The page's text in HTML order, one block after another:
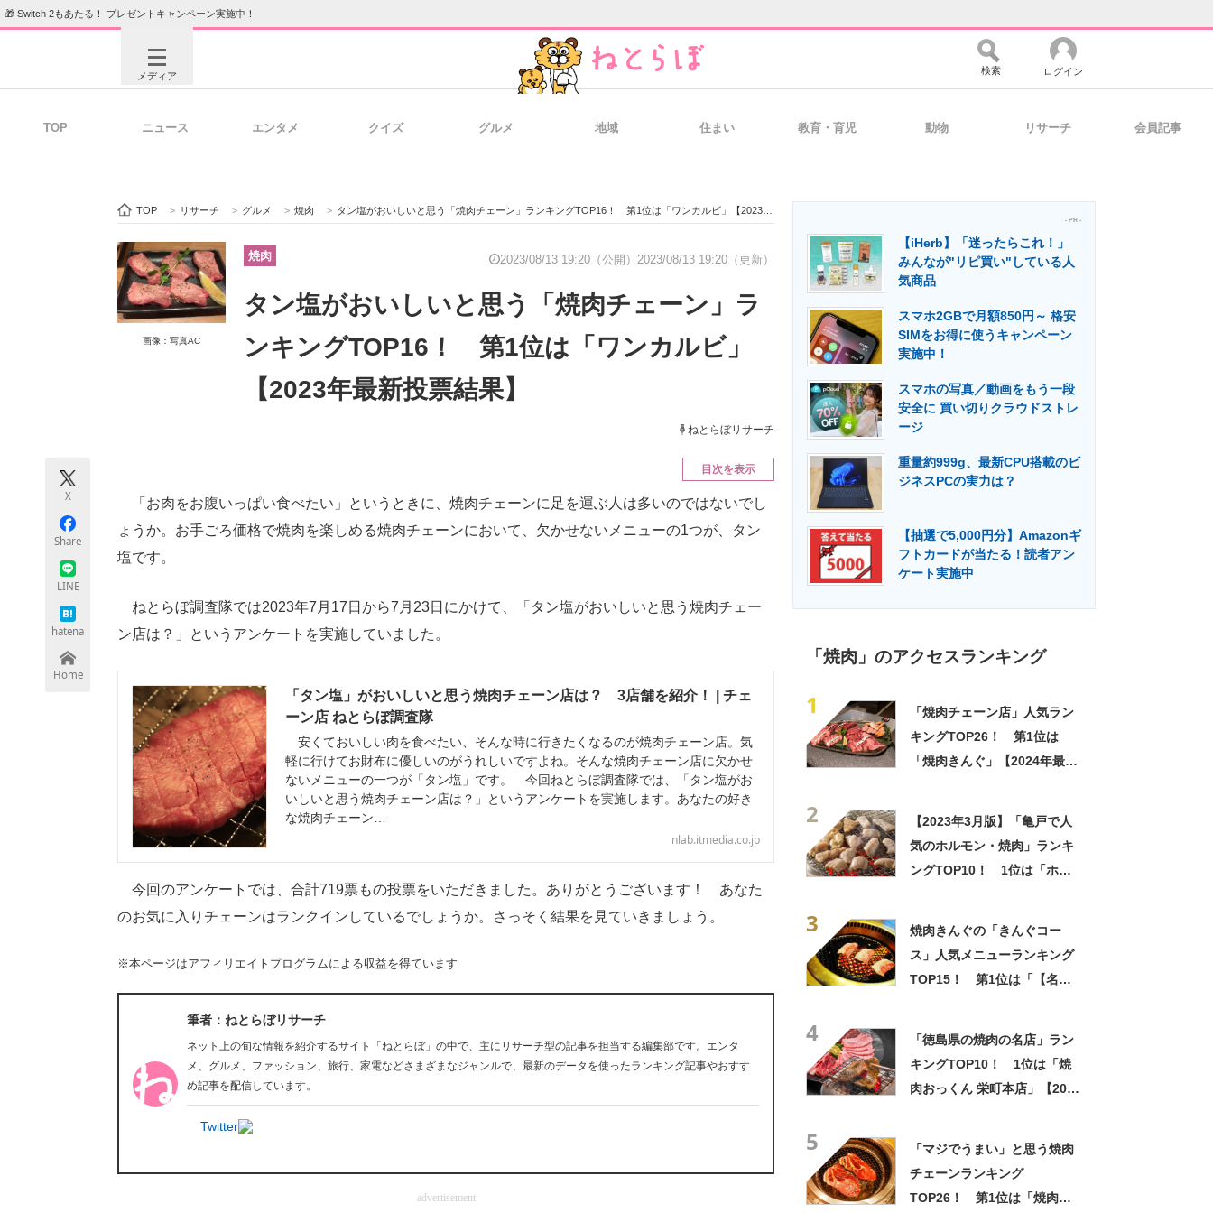
🎁 Switch 2もあたる！ プレゼントキャンペーン実施中！
メディア
ビジネスと働き方のヒント 経営リーダーのコミュニティ マーケ×ITの今がよく分かる
製造業のIT導入・活用を支援
エネルギーの専門メディア 建設×テクノロジーの最前線
ちょっと気になるネットの話題
検索 ログイン
TOP ニュース エンタメ クイズ グルメ 地域 住まい 教育・育児 動物 リサーチ 会員記事
TOP > リサーチ > グルメ > 焼肉 > タン塩がおいしいと思う「焼肉チェーン」ランキングTOP16！ 第1位は「ワンカルビ」【2023年最新投票結果】
画像：写真AC
焼肉 2023/08/13 19:20（公開） 2023/08/13 19:20（更新）
タン塩がおいしいと思う「焼肉チェーン」ラ
ンキングTOP16！ 第1位は「ワンカルビ」
【2023年最新投票結果】
ねとらぼリサーチ
X
Share
LINE
hatena
Home
目次を表示
「お肉をお腹いっぱい食べたい」というときに、焼肉チェーンに足を運ぶ人は多いのではないでし
ょうか。お手ごろ価格で焼肉を楽しめる焼肉チェーンにおいて、欠かせないメニューの1つが、タン
塩です。
ねとらぼ調査隊では2023年7月17日から7月23日にかけて、「タン塩がおいしいと思う焼肉チェー
ン店は？」というアンケートを実施していました。
「タン塩」がおいしいと思う焼肉チェーン店は？ 3店舗を紹介！ | チェ
ーン店 ねとらぼ調査隊
安くておいしい肉を食べたい、そんな時に行きたくなるのが焼肉チェーン店。気
軽に行けてお財布に優しいのがうれしいですよね。そんな焼肉チェーン店に欠かせ
ないメニューの一つが「タン塩」です。 今回ねとらぼ調査隊では、「タン塩がお
いしいと思う焼肉チェーン店は？」というアンケートを実施します。あなたの好き
な焼肉チェーン…
nlab.itmedia.co.jp
今回のアンケートでは、合計719票もの投票をいただきました。ありがとうございます！ あなた
のお気に入りチェーンはランクインしているでしょうか。さっそく結果を見ていきましょう。
※本ページはアフィリエイトプログラムによる収益を得ています
筆者：ねとらぼリサーチ
ネット上の旬な情報を紹介するサイト「ねとらぼ」の中で、主にリサーチ型の記事を担当する編集部です。エンタ
メ、グルメ、ファッション、旅行、家電などさまざまなジャンルで、最新のデータを使ったランキング記事やおすす
め記事を配信しています。
Twitter
advertisement
- PR -
【iHerb】「迷ったらこれ！」
みんなが"リピ買い"している人
気商品
スマホ2GBで月額850円～ 格安
SIMをお得に使うキャンペーン
実施中！
スマホの写真／動画をもう一段
安全に 買い切りクラウドストレ
ージ
重量約999g、最新CPU搭載のビ
ジネスPCの実力は？
【抽選で5,000円分】Amazonギ
フトカードが当たる！読者アン
ケート実施中
「焼肉」のアクセスランキング
1
「焼肉チェーン店」人気ラン
キングTOP26！ 第1位は
「焼肉きんぐ」【2024年最新
2
【2023年3月版】「亀戸で人
気のホルモン・焼肉」ランキ
ングTOP10！ 1位は「ホル
3
焼肉きんぐの「きんぐコー
ス」人気メニューランキング
TOP15！ 第1位は「【名
4
「徳島県の焼肉の名店」ラン
キングTOP10！ 1位は「焼
肉おっくん 栄町本店」【2022
5
「マジでうまい」と思う焼肉
チェーンランキング
TOP26！ 第1位は「焼肉き